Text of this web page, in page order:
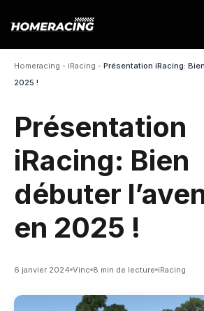
contenu
Homeracing - iRacing - Présentation iRacing:
2025 !
Présentation
iRacing: Bien
débuter
en 2025 !
6 janvier 2024 Vinc 8 min de lecture iRacing